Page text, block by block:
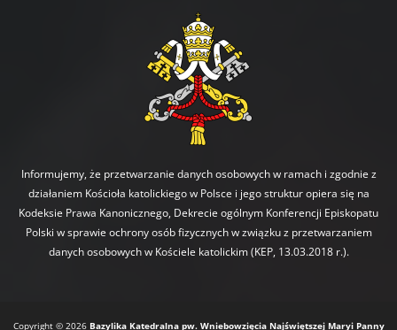
Informujemy, że przetwarzanie danych osobowych w ramach i zgodnie z
działaniem Kościoła katolickiego w Polsce i jego struktur opiera się na
Kodeksie Prawa Kanonicznego, Dekrecie ogólnym Konferencji Episkopatu
Polski w sprawie ochrony osób fizycznych w związku z przetwarzaniem
danych osobowych w Kościele katolickim (KEP, 13.03.2018 r.).
Copyright © 2026 Bazylika Katedralna pw. Wniebowzięcia Najświętszej Maryi Panny